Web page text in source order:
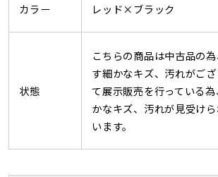
カラー レッド×ブラック
状態
こちらの商品は中古品の
す細かなキズ、汚れがご
て展示販売を行っている
かなキズ、汚れが見受け
います。